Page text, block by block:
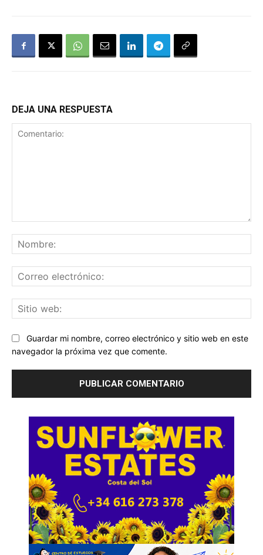
DEJA UNA RESPUESTA
Guardar mi nombre, correo electrónico y sitio web en este
navegador la próxima vez que comente.